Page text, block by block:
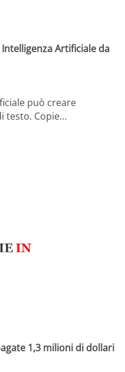
Artificiale da
può creare
testo. Copie…
1,3 milioni di dollari